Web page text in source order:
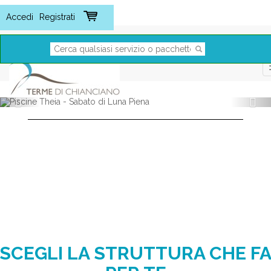
SCEGLI LA STRUTTURA CHE FA